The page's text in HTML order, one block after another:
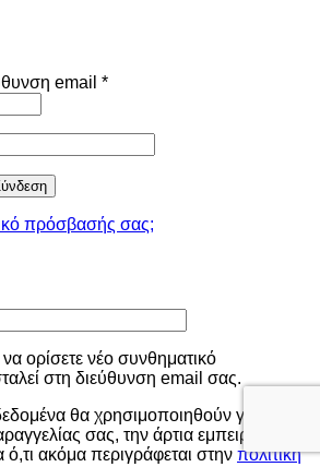
email *Απαιτείται
πρόσβασής σας;
ορίσετε νέο συνθηματικό
στη διεύθυνση email σας.
θα χρησιμοποιηθούν για τη
σας, την άρτια εμπειρία σας
ό,τι ακόμα περιγράφεται στην πολιτική